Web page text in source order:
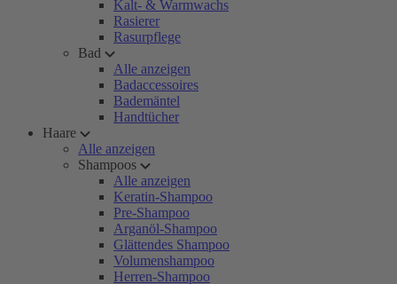
Kalt- & Warmwachs
Rasierer
Rasurpflege
Bad
Alle anzeigen
Badaccessoires
Bademäntel
Handtücher
Haare
Alle anzeigen
Shampoos
Alle anzeigen
Keratin-Shampoo
Pre-Shampoo
Arganöl-Shampoo
Glättendes Shampoo
Volumenshampoo
Herren-Shampoo